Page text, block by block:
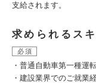
支給されます。
求められるス
必須
・普通自動車第一種運
・建設業界でのご就業